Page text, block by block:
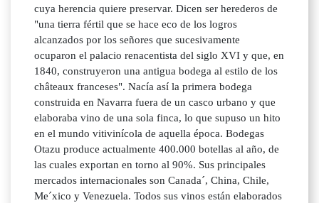
cuya herencia quiere preservar. Dicen ser herederos de
"una tierra fértil que se hace eco de los logros
alcanzados por los señores que sucesivamente
ocuparon el palacio renacentista del siglo XVI y que, en
1840, construyeron una antigua bodega al estilo de los
châteaux franceses". Nacía así la primera bodega
construida en Navarra fuera de un casco urbano y que
elaboraba vino de una sola finca, lo que supuso un hito
en el mundo vitivinícola de aquella época. Bodegas
Otazu produce actualmente 400.000 botellas al año, de
las cuales exportan en torno al 90%. Sus principales
mercados internacionales son Canada´, China, Chile,
Me´xico y Venezuela. Todos sus vinos están elaborados